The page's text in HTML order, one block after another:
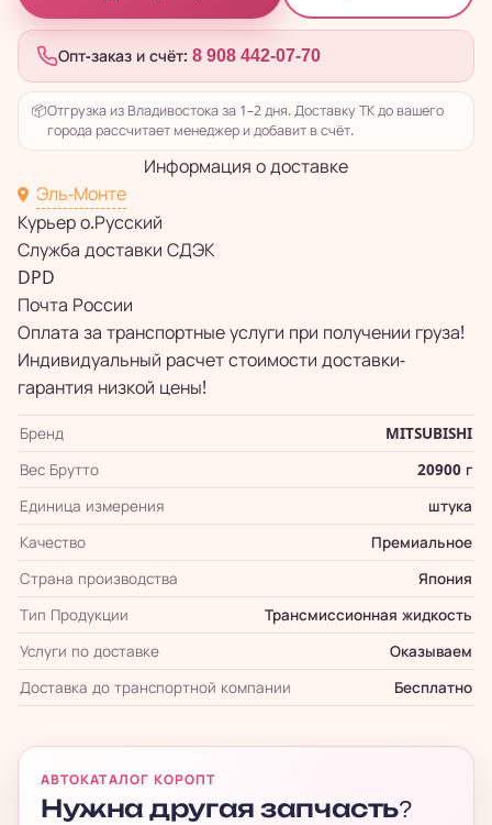
Опт-заказ и счёт: 8 908 442-07-70
📦Отгрузка из Владивостока за 1–2 дня. Доставку ТК до вашего
города рассчитает менеджер и добавит в счёт.
Информация о доставке
Эль-Монте
Курьер о.Русский
Служба доставки СДЭК
DPD
Почта России
Оплата за транспортные услуги при получении груза!
Индивидуальный расчет стоимости доставки-
гарантия низкой цены!
Бренд
MITSUBISHI
Вес Брутто
20900 г
Единица измерения
штука
Качество
Премиальное
Страна производства
Япония
Тип Продукции
Трансмиссионная жидкость
Услуги по доставке
Оказываем
Доставка до транспортной компании
Бесплатно
АВТОКАТАЛОГ КОРОПТ
Нужна другая запчасть?